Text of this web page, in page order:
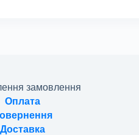
замовлення
Оплата
Доставка